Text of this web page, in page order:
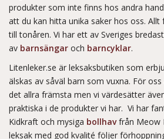
produkter som inte finns hos andra
att du kan hitta unika saker hos oss.
till tonåren. Vi har ett av Sveriges
av barnsängar och barncyklar.
Litenleker.se är leksaksbutiken som
älskas av såväl barn som vuxna. För
det allra främsta men vi värdesätter
praktiska i de produkter vi har. Vi har
Kidkraft och mysiga bollhavfrån Meow
leksak med god kvalité följer